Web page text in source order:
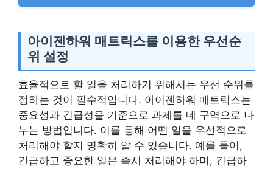
아이젠하워 매트릭스를 이용한 우선순
위 설정
효율적으로 할 일을 처리하기 위해서는 우선 순위를
정하는 것이 필수적입니다. 아이젠하워 매트릭스는
중요성과 긴급성을 기준으로 과제를 네 구역으로 나
누는 방법입니다. 이를 통해 어떤 일을 우선적으로
처리해야 할지 명확히 알 수 있습니다. 예를 들어,
긴급하고 중요한 일은 즉시 처리해야 하며, 긴급하